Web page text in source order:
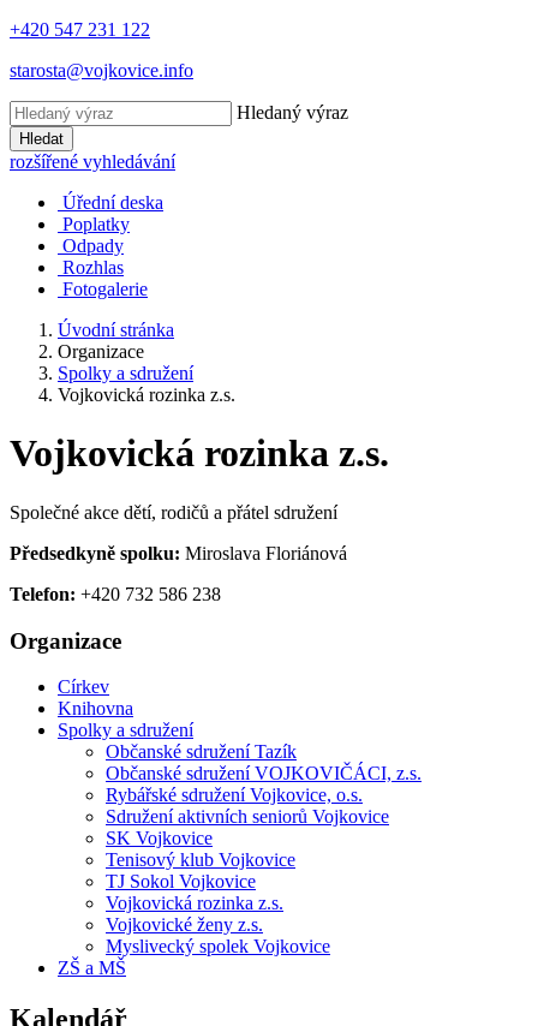
+420 547 231 122
starosta@vojkovice.info
Hledaný výraz
Hledat
rozšířené vyhledávání
Úřední deska
Poplatky
Odpady
Rozhlas
Fotogalerie
Úvodní stránka
Organizace
Spolky a sdružení
Vojkovická rozinka z.s.
Vojkovická rozinka z.s.
Společné akce dětí, rodičů a přátel sdružení
Předsedkyně spolku: Miroslava Floriánová
Telefon: +420 732 586 238
Organizace
Církev
Knihovna
Spolky a sdružení
Občanské sdružení Tazík
Občanské sdružení VOJKOVIČÁCI, z.s.
Rybářské sdružení Vojkovice, o.s.
Sdružení aktivních seniorů Vojkovice
SK Vojkovice
Tenisový klub Vojkovice
TJ Sokol Vojkovice
Vojkovická rozinka z.s.
Vojkovické ženy z.s.
Myslivecký spolek Vojkovice
ZŠ a MŠ
Kalendář